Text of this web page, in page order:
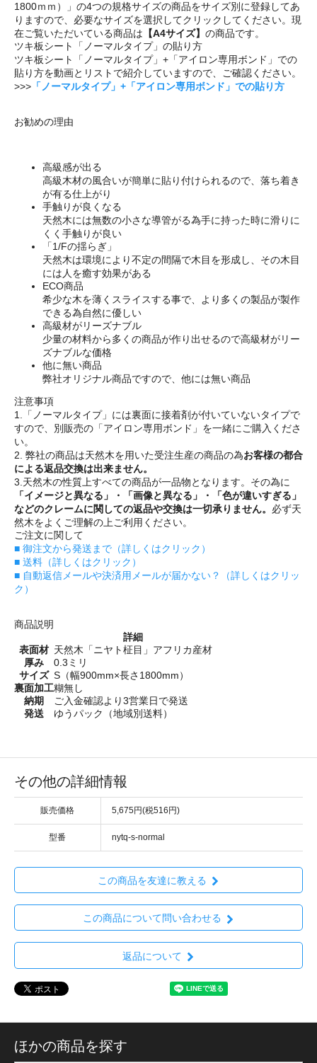
1800ｍｍ）」の4つの規格サイズの商品をサイズ別に登録してあ
りますので、必要なサイズを選択してクリックしてください。現
在ご覧いただいている商品は 【A4サイズ】 の商品です。
ツキ板シート「ノーマルタイプ」の貼り方
ツキ板シート「ノーマルタイプ」+「アイロン専用ボンド」での
貼り方を動画とリストで紹介していますので、ご確認ください。
>>> 「ノーマルタイプ」+「アイロン専用ボンド」での貼り方
お勧めの理由
高級感が出る
高級木材の風合いが簡単に貼り付けられるので、落ち着き
が有る仕上がり
手触りが良くなる
天然木には無数の小さな導管がる為手に持った時に滑りに
くく手触りが良い
「1/Fの揺らぎ」
天然木は環境により不定の間隔で木目を形成し、その木目
には人を癒す効果がある
ECO商品
希少な木を薄くスライスする事で、より多くの製品が製作
できる為自然に優しい
高級材がリーズナブル
少量の材料から多くの商品が作り出せるので高級材がリー
ズナブルな価格
他に無い商品
弊社オリジナル商品ですので、他には無い商品
注意事項
1.「ノーマルタイプ」には裏面に接着剤が付いていないタイプで
すので、別販売の「アイロン専用ボンド」を一緒にご購入くださ
い。
2. 弊社の商品は天然木を用いた受注生産の商品の為お客様の都合
による返品交換は出来ません。
3.天然木の性質上すべての商品が一品物となります。その為に
「イメージと異なる」・「画像と異なる」・「色が違いすぎる」
などのクレームに関しての返品や交換は一切承りません。 必ず天
然木をよくご理解の上ご利用ください。
ご注文に関して
■ 御注文から発送まで（詳しくはクリック）
■ 送料（詳しくはクリック）
■ 自動返信メールや決済用メールが届かない？（詳しくはクリッ
ク）
商品説明
詳細
表面材 天然木「ニヤト柾目」アフリカ産材
厚み
0.3ミリ
サイズ S（幅900mm×長さ1800mm）
裏面加工糊無し
納期
ご入金確認より3営業日で発送
発送
ゆうパック（地域別送料）
その他の詳細情報
販売価格 5,675円(税516円)
型番 nytq-s-normal
この商品を友達に教える
この商品について問い合わせる
返品について
ほかの商品を探す